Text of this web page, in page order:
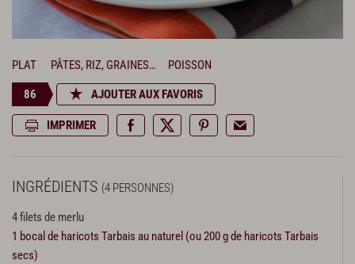
PLAT PÂTES, RIZ, GRAINES… POISSON
86 AJOUTER AUX FAVORIS
IMPRIMER
INGRÉDIENTS (4 PERSONNES)
4 filets de merlu
1 bocal de haricots Tarbais au naturel (ou 200 g de haricots Tarbais
secs)